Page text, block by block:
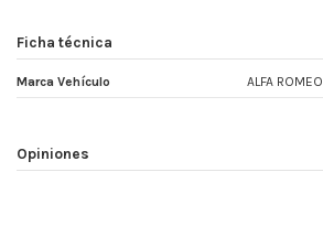
Ficha técnica
Marca Vehículo ALFA ROMEO
Opiniones